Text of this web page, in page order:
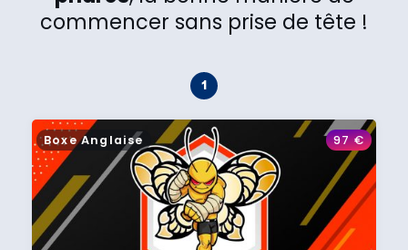
commencer sans prise de tête !
Boxe Anglaise 97€